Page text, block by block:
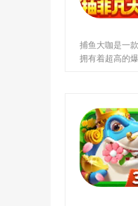
捕鱼大咖是一
拥有着超高的